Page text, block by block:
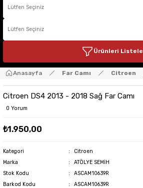
Ürünleri Listele
Anasayfa Far Camı Citroen
Citroen DS4 2013 - 2018 Sağ Far Camı
0 Yorum
₺1.950,00
Kategori
Citroen
Marka
ATÖLYE SEMİH
Stok Kodu
ASCAM10639R
Barkod Kodu
ASCAM10639R